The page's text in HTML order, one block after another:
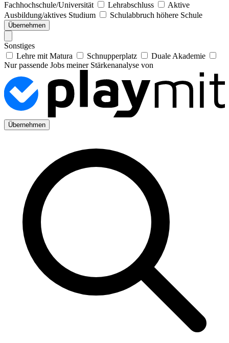
Fachhochschule/Universität
Lehrabschluss
Aktive
Ausbildung/aktives Studium
Schulabbruch höhere Schule
Übernehmen
Sonstiges
Lehre mit Matura
Schnupperplatz
Duale Akademie
Nur passende Jobs meiner Stärkenanalyse von
Übernehmen